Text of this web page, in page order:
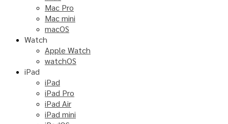
Mac Pro
Mac mini
macOS
Watch
Apple Watch
watchOS
iPad
iPad
iPad Pro
iPad Air
iPad mini